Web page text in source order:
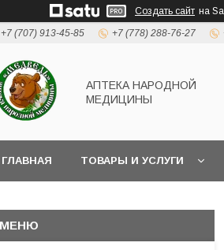
Создать сайт на
+7 (707) 913-45-85 +7 (778) 288-76-27
АПТЕКА НАРОДНОЙ
МЕДИЦИНЫ
ГЛАВНАЯ ТОВАРЫ И УСЛУГИ